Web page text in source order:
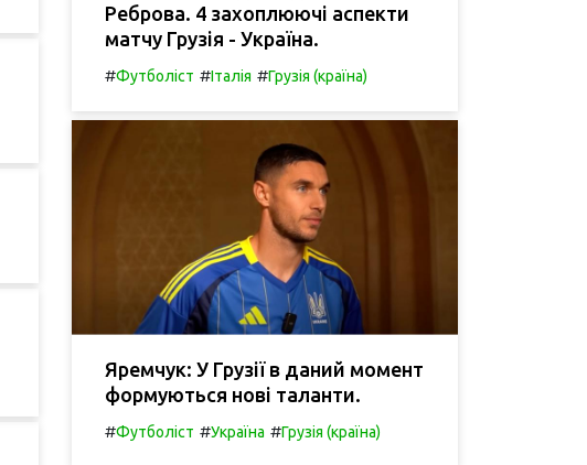
Реброва. 4 захоплюючі аспекти
матчу Грузія - Україна.
#Футболіст #Італія #Грузія (країна)
Яремчук: У Грузії в даний момент
формуються нові таланти.
#Футболіст #Україна #Грузія (країна)